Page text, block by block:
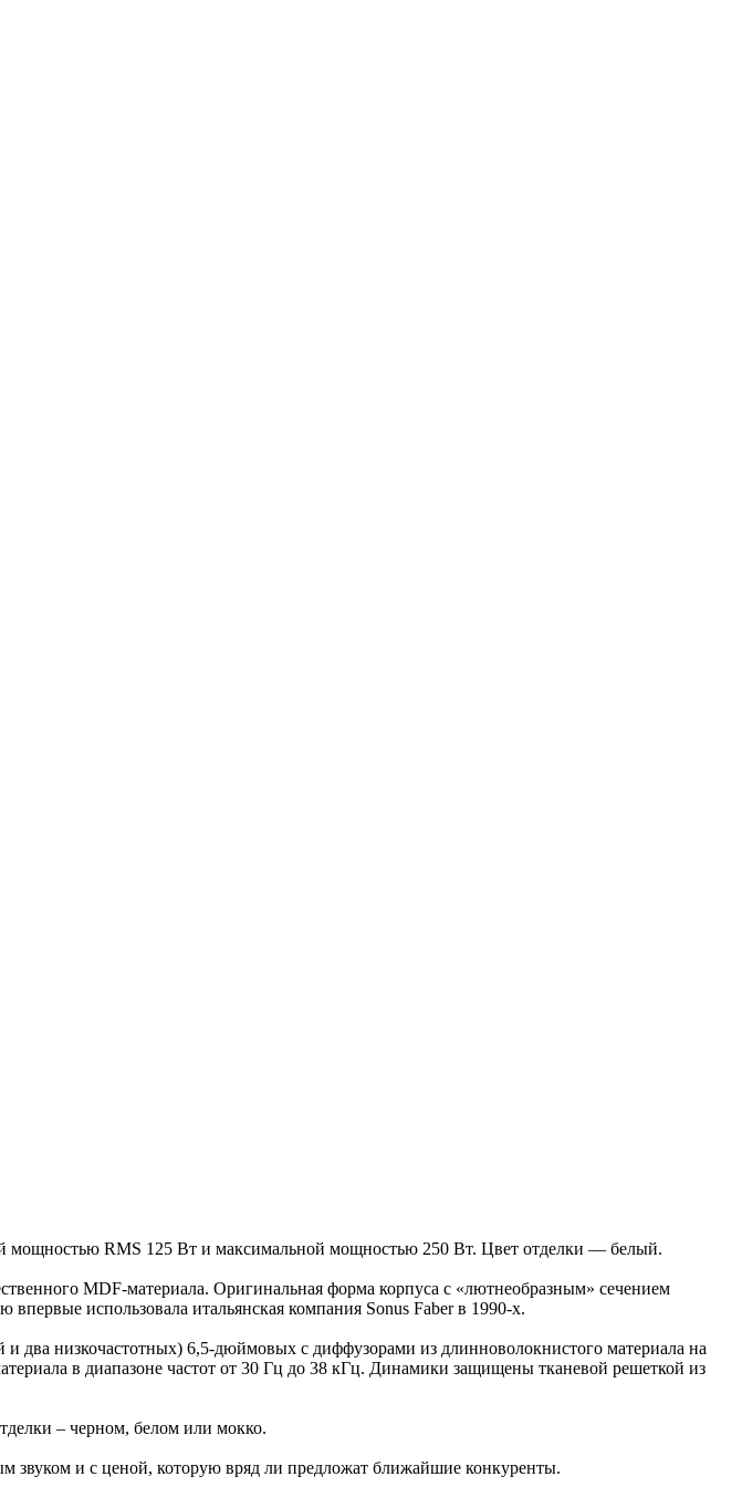
мощностью RMS 125 Вт и максимальной мощностью 250 Вт. Цвет отделки — белый.
MDF-материала. Оригинальная форма корпуса с «лютнеобразным» сечением
использовала итальянская компания Sonus Faber в 1990-х.
низкочастотных) 6,5-дюймовых с диффузорами из длинноволокнистого материала на
в диапазоне частот от 30 Гц до 38 кГц. Динамики защищены тканевой решеткой из
– черном, белом или мокко.
звуком и с ценой, которую вряд ли предложат ближайшие конкуренты.